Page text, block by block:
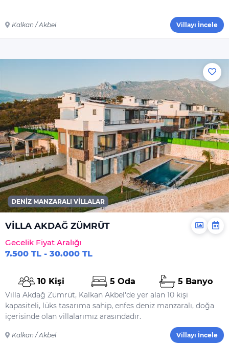
Çamaşır Makinesi
Saç Kurutma
Nevresimler
Çarşaflar
Elektrikli Süpürge
Dahil Olmayanlar
Şampuan
El Sabunu
Bulaşık Deterjanı
Bulaşık Makinesi
Deterjanı
Çamaşır Makinesi
Deterjanı
Dış Havuz Isıtma
Kalkan / Akbel Villayı İncele
DENIZ MANZARALI VILLALAR
VİLLA AKDAĞ ZÜMRÜT
Gecelik Fiyat Aralığı
7.500 TL - 30.000 TL
10 Kişi 5 Oda 5 Banyo
Villa Akdağ Zümrüt, Kalkan Akbel'de yer alan 10 kişi
kapasiteli, lüks tasarıma sahip, enfes deniz manzaralı, doğa
içerisinde olan villalarımız arasındadır.
Kalkan / Akbel Villayı İncele